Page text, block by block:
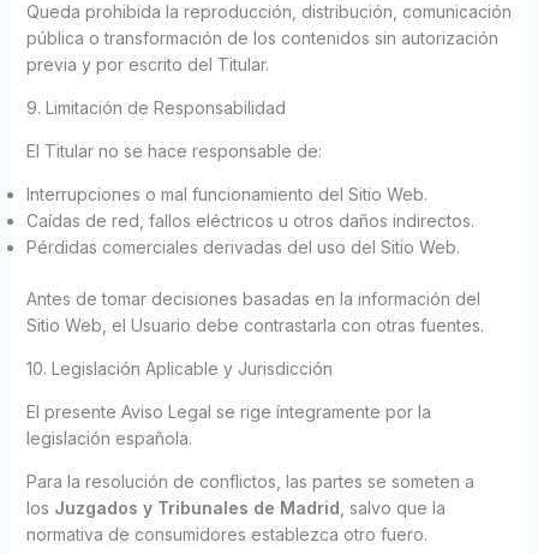
Queda prohibida la reproducción, distribución, comunicación
pública o transformación de los contenidos sin autorización
previa y por escrito del Titular.
9. Limitación de Responsabilidad
El Titular no se hace responsable de:
Interrupciones o mal funcionamiento del Sitio Web.
Caídas de red, fallos eléctricos u otros daños indirectos.
Pérdidas comerciales derivadas del uso del Sitio Web.
Antes de tomar decisiones basadas en la información del
Sitio Web, el Usuario debe contrastarla con otras fuentes.
10. Legislación Aplicable y Jurisdicción
El presente Aviso Legal se rige íntegramente por la
legislación española.
Para la resolución de conflictos, las partes se someten a
los Juzgados y Tribunales de Madrid , salvo que la
normativa de consumidores establezca otro fuero.